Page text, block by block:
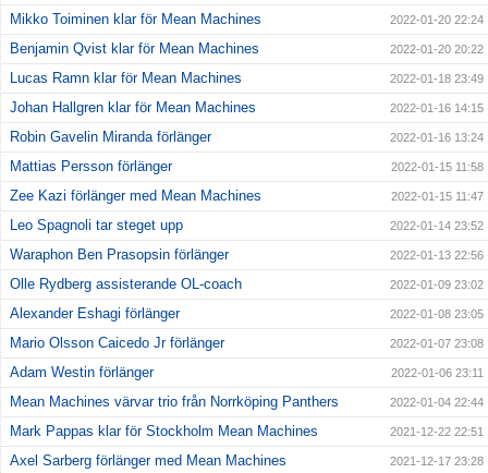
Mikko Toiminen klar för Mean Machines 2022-01-20 22:24
Benjamin Qvist klar för Mean Machines 2022-01-20 20:22
Lucas Ramn klar för Mean Machines 2022-01-18 23:49
Johan Hallgren klar för Mean Machines 2022-01-16 14:15
Robin Gavelin Miranda förlänger 2022-01-16 13:24
Mattias Persson förlänger 2022-01-15 11:58
Zee Kazi förlänger med Mean Machines 2022-01-15 11:47
Leo Spagnoli tar steget upp 2022-01-14 23:52
Waraphon Ben Prasopsin förlänger 2022-01-13 22:56
Olle Rydberg assisterande OL-coach 2022-01-09 23:02
Alexander Eshagi förlänger 2022-01-08 23:05
Mario Olsson Caicedo Jr förlänger 2022-01-07 23:08
Adam Westin förlänger 2022-01-06 23:11
Mean Machines värvar trio från Norrköping Panthers 2022-01-04 22:44
Mark Pappas klar för Stockholm Mean Machines 2021-12-22 22:51
Axel Sarberg förlänger med Mean Machines 2021-12-17 23:28